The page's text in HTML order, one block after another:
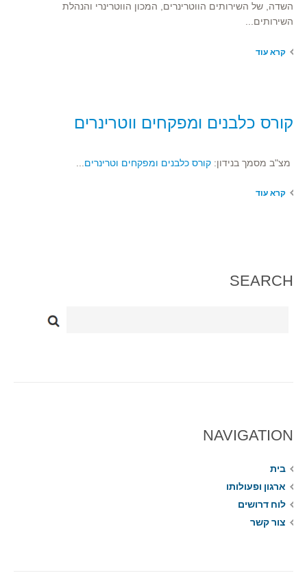
השדה, של השירותים הווטרינרים, המכון הווטרינרי והנהלת
השירותים...
קרא עוד
קורס כלבנים ומפקחים ווטרינרים
מצ"ב מסמך בנידון: קורס כלבנים ומפקחים וטרינרים
קרא עוד
SEARCH
NAVIGATION
בית
ארגון ופעולותו
לוח דרושים
צור קשר